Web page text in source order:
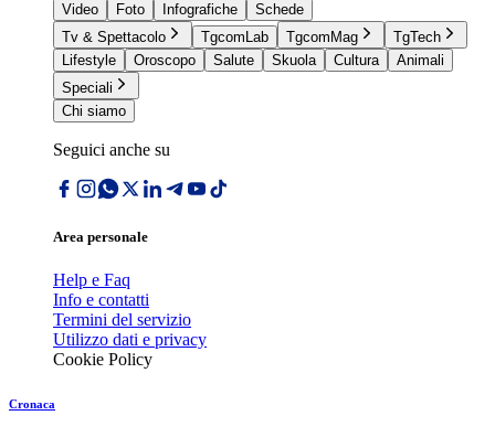
Video
Foto Infografiche
Schede
Tv & Spettacolo
TgcomLab TgcomMag
TgTech
Lifestyle
Oroscopo Salute Skuola Cultura
Animali
Speciali
Chi siamo
Seguici anche su
Area personale
Help e Faq
Info e contatti
Termini del servizio
Utilizzo dati e privacy
Cookie Policy
Cronaca